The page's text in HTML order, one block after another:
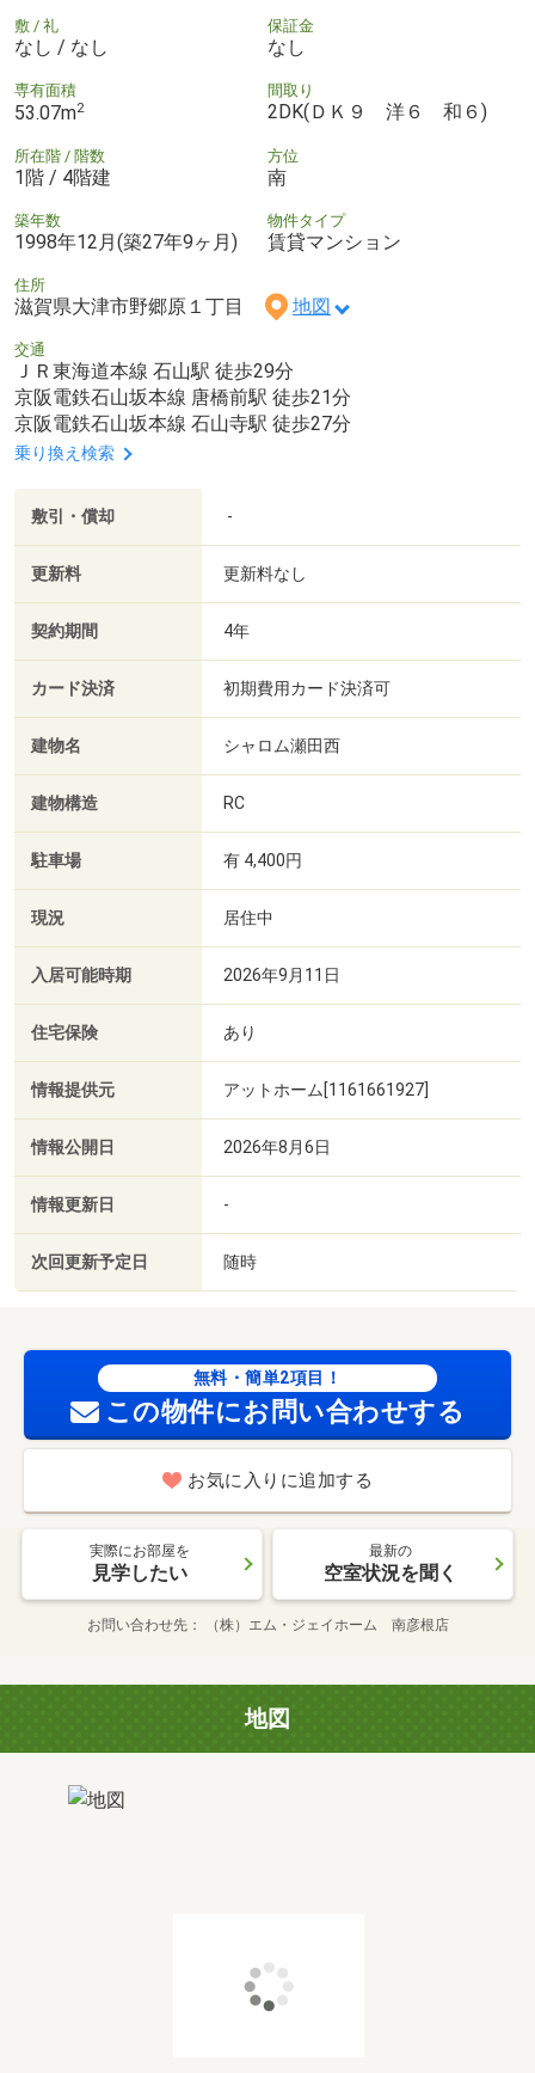
敷 / 礼
なし / なし
保証金
なし
専有面積
53.07m2
間取り
2DK(ＤＫ９ 洋６ 和６)
所在階 / 階数
1階 / 4階建
方位
南
築年数
1998年12月(築27年9ヶ月)
物件タイプ
賃貸マンション
住所
滋賀県大津市野郷原１丁目 地図
交通
ＪＲ東海道本線 石山駅 徒歩29分
京阪電鉄石山坂本線 唐橋前駅 徒歩21分
京阪電鉄石山坂本線 石山寺駅 徒歩27分
乗り換え検索
敷引・償却 -
更新料 更新料なし
契約期間 4年
カード決済 初期費用カード決済可
建物名 シャロム瀬田西
建物構造 RC
駐車場 有 4,400円
現況 居住中
入居可能時期 2026年9月11日
住宅保険 あり
情報提供元 アットホーム[1161661927]
情報公開日 2026年8月6日
情報更新日 -
次回更新予定日 随時
無料・簡単2項目！
この物件にお問い合わせする
お気に入りに追加する
実際にお部屋を
見学したい
最新の
空室状況を聞く
お問い合わせ先 （株）エム・ジェイホーム 南彦根店
地図